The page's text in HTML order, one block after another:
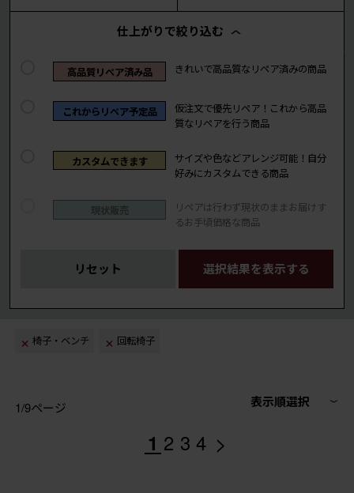
仕上がりで絞り込む
高品質リペア済み品 きれいで高品質なリペア済みの商品
これからリペア予定品
仮注文で優先リペア！これから高品
質なリペアを行う商品
カスタムできます
サイズや色などアレンジ可能！自分
好みにカスタムできる商品
現状販売
リペアは行わず現状のままお届けす
るお手頃価格な商品
リセット 選択結果を表示する
椅子・ベンチ 回転椅子
1/9ページ 表示順選択
1 2 3 4 >